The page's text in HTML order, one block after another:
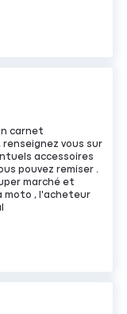
carnet
vous sur
accessoires
pouvez remiser .
marché et
moto , l'acheteur